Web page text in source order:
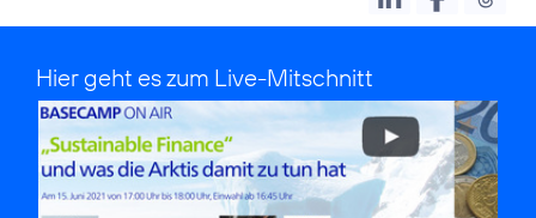
Hier geht es zum Live-Mitschnitt